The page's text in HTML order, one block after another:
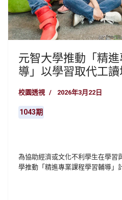
元智大學推動「精
導」以學習取代工
校園透視 2026年3月22日
1043期
為協助經濟或文化不利學生在學習
學推動「精進專業課程學習輔導」